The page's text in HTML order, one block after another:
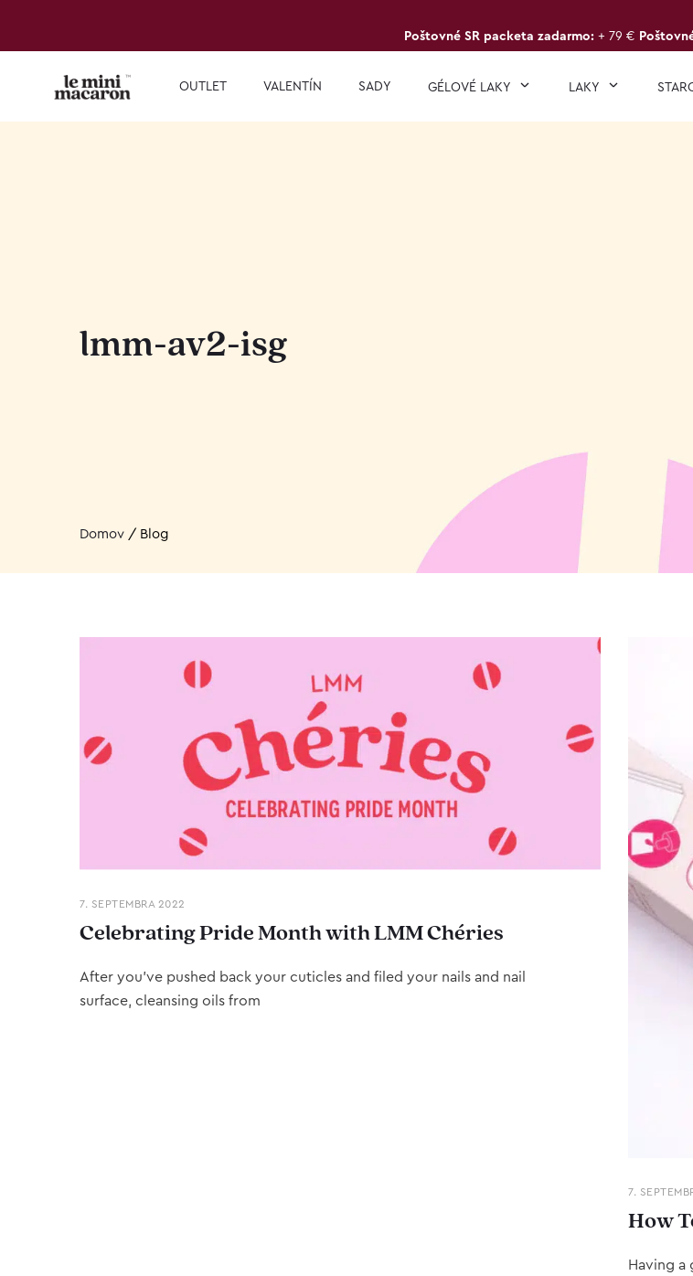
Poštovné SR packeta zadarmo: + 79 €
OUTLET VALENTÍN SADY GÉLOVÉ LAKY LAKY
lmm-av2-isg
Domov / Blog
7. SEPTEMBRA 2022
Celebrating Pride Month with LMM Chéries
After you’ve pushed back your cuticles and filed your nails and nail
surface, cleansing oils from
7.
How
Having a